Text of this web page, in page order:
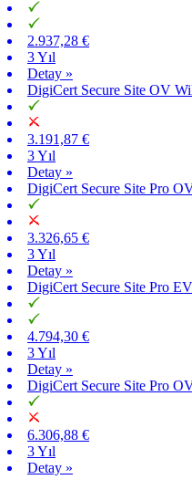
2.937,28 €
3 Yıl
Detay »
DigiCert Secure Site OV
3.191,87 €
3 Yıl
Detay »
DigiCert Secure Site Pro
3.326,65 €
3 Yıl
Detay »
DigiCert Secure Site Pro
4.794,30 €
3 Yıl
Detay »
DigiCert Secure Site Pro
6.306,88 €
3 Yıl
Detay »